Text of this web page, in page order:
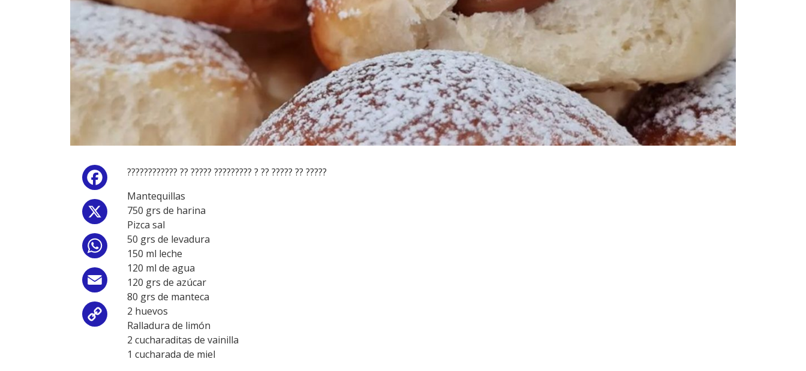
Facebook
WhatsApp
Email
Copy
Link
???????????? ?? ????? ????????? ? ?? ????? ?? ?????
Mantequillas
750 grs de harina
Pizca sal
50 grs de levadura
150 ml leche
120 ml de agua
120 grs de azúcar
80 grs de manteca
2 huevos
Ralladura de limón
2 cucharaditas de vainilla
1 cucharada de miel